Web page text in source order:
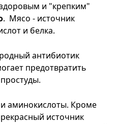
и "крепким"
. Мясо - источник
и белка.
антибиотик
предотвратить
аминокислоты. Кроме
источник